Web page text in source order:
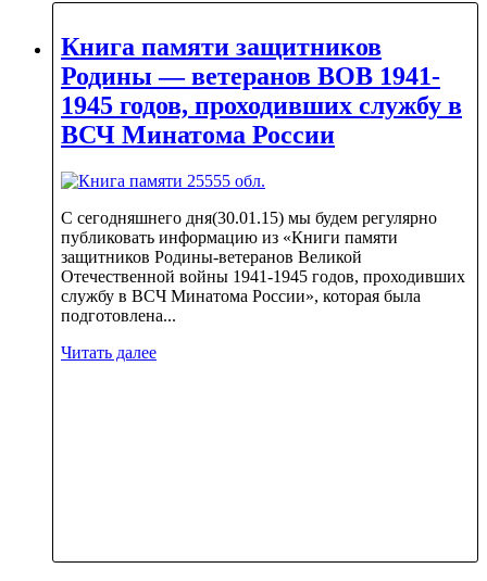
Книга памяти защитников
Родины — ветеранов ВОВ 1941-
1945 годов, проходивших службу в
ВСЧ Минатома России
С сегодняшнего дня(30.01.15) мы будем регулярно
публиковать информацию из «Книги памяти
защитников Родины-ветеранов Великой
Отечественной войны 1941-1945 годов, проходивших
службу в ВСЧ Минатома России», которая была
подготовлена...
Читать далее